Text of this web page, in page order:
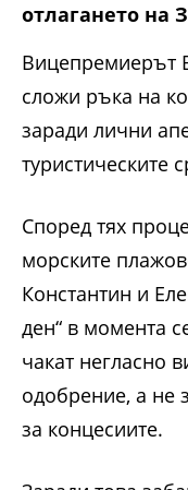
отлагането на
Вицепремиерът
сложи ръка на
заради лични
туристическите
Според тях
морските
Константин и
ден“ в момента
чакат негласно
одобрение, а не
за концесиите.